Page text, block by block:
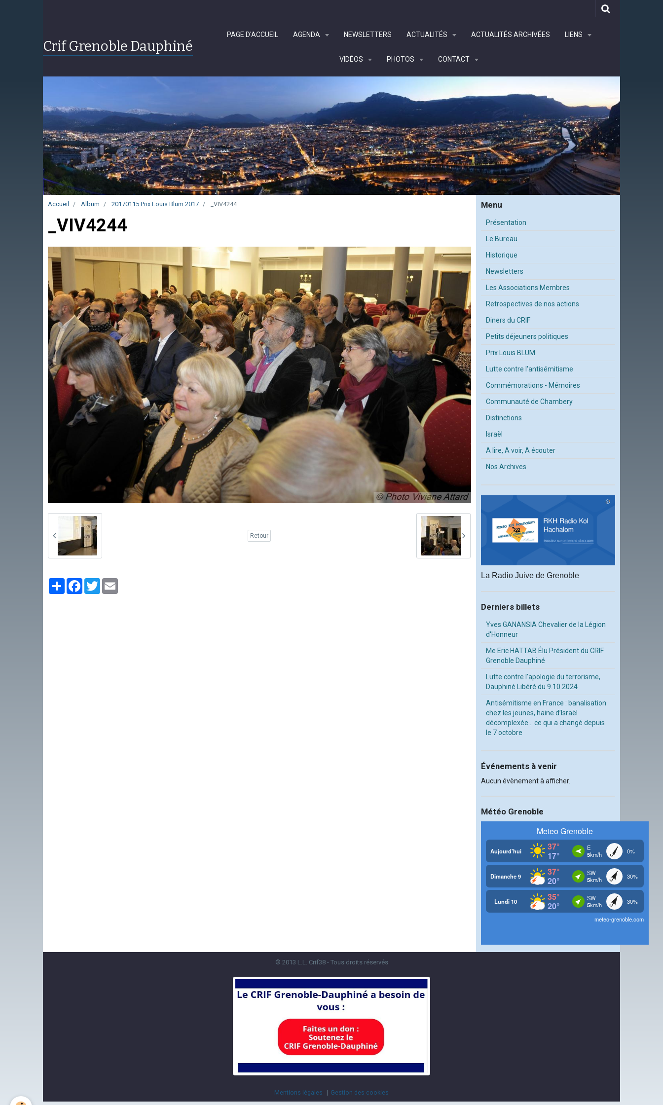
Crif Grenoble Dauphiné
PAGE D'ACCUEIL AGENDA NEWSLETTERS ACTUALITÉS ACTUALITÉS ARCHIVÉES LIENS
VIDÉOS PHOTOS CONTACT
Accueil Album 20170115 Prix Louis Blum 2017 _VIV4244
_VIV4244
Retour
PartagerFacebook
Twitter
Menu
Présentation
Le Bureau
Historique
Newsletters
Les Associations Membres
Retrospectives de nos actions
Diners du CRIF
Petits déjeuners politiques
Prix Louis BLUM
Lutte contre l'antisémitisme
Commémorations - Mémoires
Communauté de Chambery
Distinctions
Israël
A lire, A voir, A écouter
Nos Archives
La Radio Juive de Grenoble
Derniers billets
Yves GANANSIA Chevalier de la Légion
d'Honneur
Me Eric HATTAB Élu Président du CRIF
Grenoble Dauphiné
Lutte contre l'apologie du terrorisme,
Dauphiné Libéré du 9.10.2024
Antisémitisme en France : banalisation
chez les jeunes, haine d’Israël
décomplexée… ce qui a changé depuis
le 7 octobre
Événements à venir
Aucun évènement à afficher.
Météo Grenoble
© 2013 L.L. Crif38 - Tous droits réservés
Mentions légales Gestion des cookies